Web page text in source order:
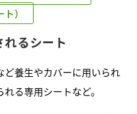
）
るシート
ど養生やカバーに用いられ
る専用シートなど。